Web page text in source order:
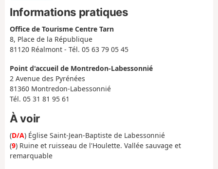
Informations pratiques
Office de Tourisme Centre Tarn
8, Place de la République
81120 Réalmont - Tél. 05 63 79 05 45
Point d'accueil de Montredon-Labessonnié
2 Avenue des Pyrénées
81360 Montredon-Labessonnié
Tél. 05 31 81 95 61
À voir
(D/A) Église Saint-Jean-Baptiste de Labessonnié
(9) Ruine et ruisseau de l'Houlette. Vallée sauvage et
remarquable